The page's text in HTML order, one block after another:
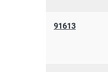
91613